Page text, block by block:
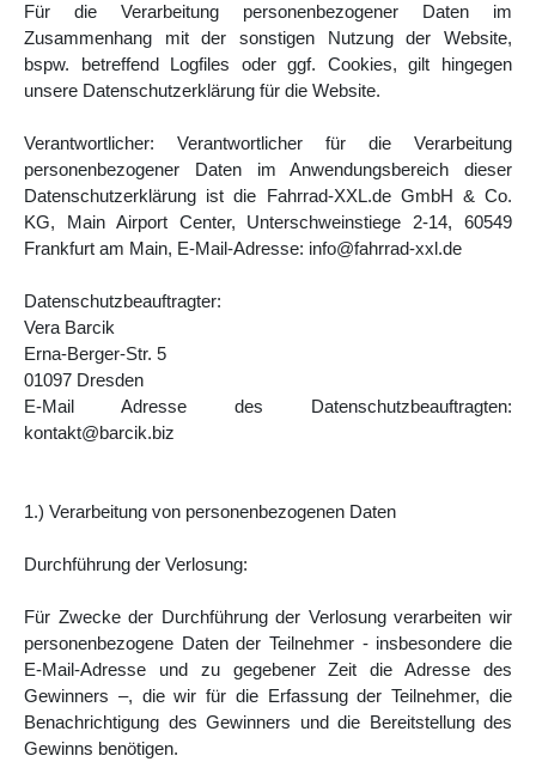
Für die Verarbeitung personenbezogener Daten im
Zusammenhang mit der sonstigen Nutzung der Website,
bspw. betreffend Logfiles oder ggf. Cookies, gilt hingegen
unsere Datenschutzerklärung für die Website.
Verantwortlicher: Verantwortlicher für die Verarbeitung
personenbezogener Daten im Anwendungsbereich dieser
Datenschutzerklärung ist die Fahrrad-XXL.de GmbH & Co.
KG, Main Airport Center, Unterschweinstiege 2-14, 60549
Frankfurt am Main, E-Mail-Adresse: info@fahrrad-xxl.de
Datenschutzbeauftragter:
Vera Barcik
Erna-Berger-Str. 5
01097 Dresden
E-Mail Adresse des Datenschutzbeauftragten:
kontakt@barcik.biz
1.) Verarbeitung von personenbezogenen Daten
Durchführung der Verlosung:
Für Zwecke der Durchführung der Verlosung verarbeiten wir
personenbezogene Daten der Teilnehmer - insbesondere die
E-Mail-Adresse und zu gegebener Zeit die Adresse des
Gewinners –, die wir für die Erfassung der Teilnehmer, die
Benachrichtigung des Gewinners und die Bereitstellung des
Gewinns benötigen.